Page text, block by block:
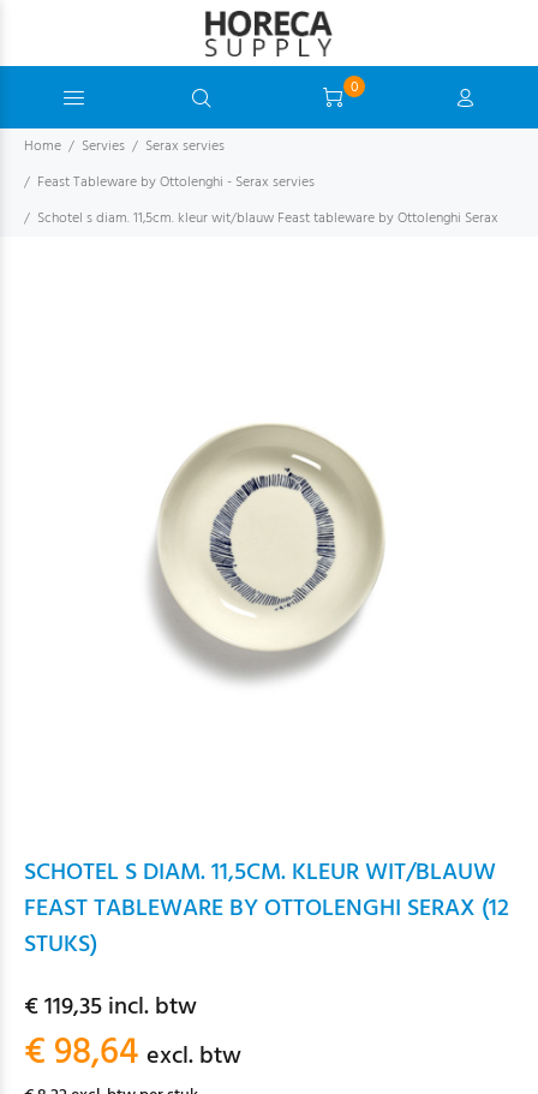
0
Home Servies
Serax servies
Feast Tableware by Ottolenghi - Serax servies
Schotel s diam. 11,5cm. kleur wit/blauw Feast tableware by Ottolenghi Serax
SCHOTEL S DIAM. 11,5CM. KLEUR WIT/BLAUW
FEAST TABLEWARE BY OTTOLENGHI SERAX (12
STUKS)
€ 119,35 incl. btw
€ 98,64 excl. btw